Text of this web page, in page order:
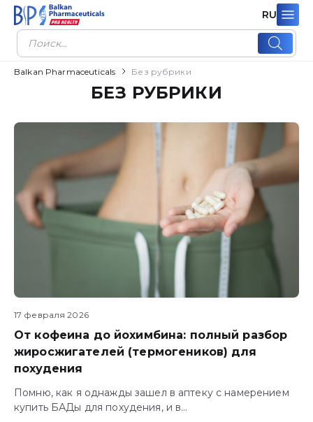
RU
Поиск
товаров
Balkan Pharmaceuticals Без рубрики
БЕЗ РУБРИКИ
17 февраля 2026
От кофеина до йохимбина: полный разбор
жиросжигателей (термогеников) для
похудения
Помню, как я однажды зашел в аптеку с намерением
купить БАДы для похудения, и в...